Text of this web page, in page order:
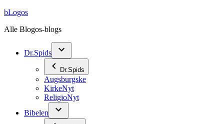
Videre
indhold
bLogos
Alle Blogos-blogs
Dr.Spids
Dr.Spids
Augsburgske
KirkeNyt
ReligioNyt
Bibelen